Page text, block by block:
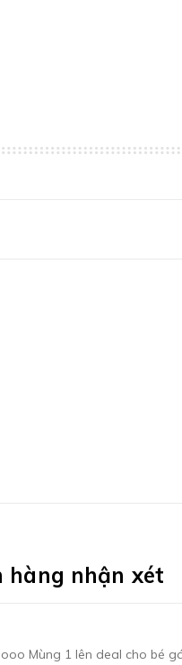
hàng nhận xét
Mùng 1 lên deal cho bé